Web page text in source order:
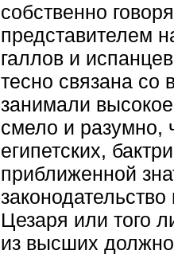
собственно
представителем
галлов и
тесно связана со
занимали
смело и
египетских,
приближенной
Цезаря или того
из высших